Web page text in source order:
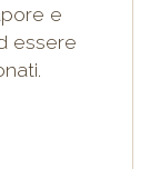
e
essere